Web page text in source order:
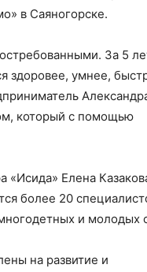
в Саяногорске.
За 5
здоровее, умнее,
который с помощью
Елена
более 20
и молодых
на развитие и